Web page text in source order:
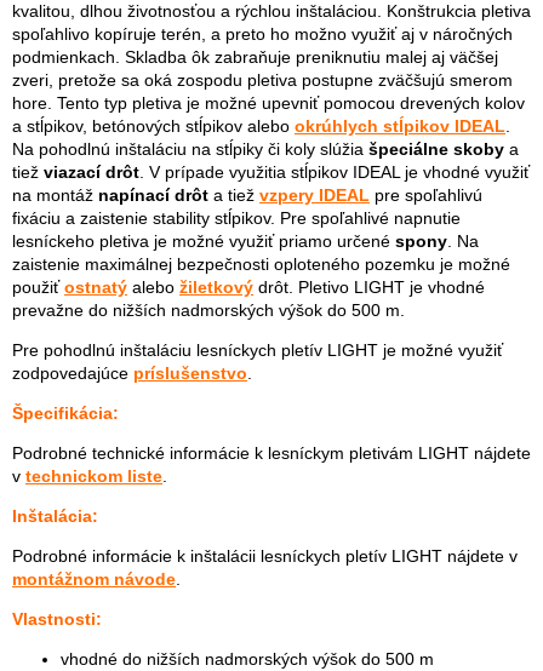
kvalitou, dlhou životnosťou a rýchlou inštaláciou. Konštrukcia pletiva
spoľahlivo kopíruje terén, a preto ho možno využiť aj v náročných
podmienkach. Skladba ôk zabraňuje preniknutiu malej aj väčšej
zveri, pretože sa oká zospodu pletiva postupne zväčšujú smerom
hore. Tento typ pletiva je možné upevniť pomocou drevených kolov
a stĺpikov, betónových stĺpikov alebo okrúhlych stĺpikov IDEAL.
Na pohodlnú inštaláciu na stĺpiky či koly slúžia špeciálne skoby a
tiež viazací drôt. V prípade využitia stĺpikov IDEAL je vhodné využiť
na montáž napínací drôt a tiež vzpery IDEAL pre spoľahlivú
fixáciu a zaistenie stability stĺpikov. Pre spoľahlivé napnutie
lesníckeho pletiva je možné využiť priamo určené spony. Na
zaistenie maximálnej bezpečnosti oploteného pozemku je možné
použiťostnatý alebo žiletkový drôt. Pletivo LIGHT je vhodné
prevažne do nižších nadmorských výšok do 500 m.
Pre pohodlnú inštaláciu lesníckych pletív LIGHT je možné využiť
zodpovedajúce príslušenstvo.
Špecifikácia:
Podrobné technické informácie k lesníckym pletivám LIGHT nájdete
v technickom liste.
Inštalácia:
Podrobné informácie k inštalácii lesníckych pletív LIGHT nájdete v
montážnom návode.
Vlastnosti:
vhodné do nižších nadmorských výšok do 500 m